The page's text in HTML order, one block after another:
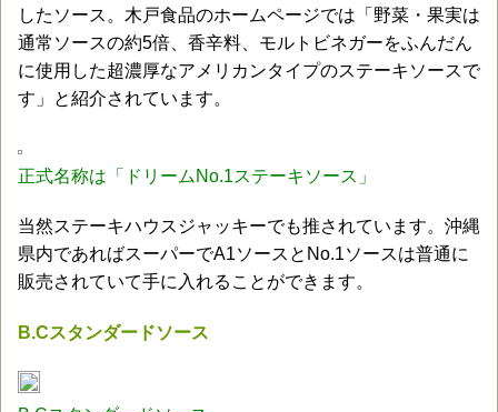
したソース。木戸食品のホームページでは「野菜・果実は
通常ソースの約5倍、香辛料、モルトビネガーをふんだん
に使用した超濃厚なアメリカンタイプのステーキソースで
す」と紹介されています。
正式名称は「ドリームNo.1ステーキソース」
当然ステーキハウスジャッキーでも推されています。沖縄
県内であればスーパーでA1ソースとNo.1ソースは普通に
販売されていて手に入れることができます。
B.Cスタンダードソース